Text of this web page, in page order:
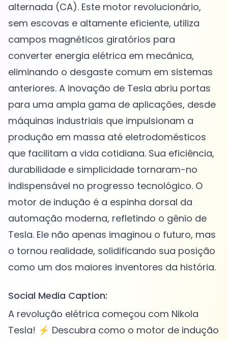
alternada (CA). Este motor revolucionário,
sem escovas e altamente eficiente, utiliza
campos magnéticos giratórios para
converter energia elétrica em mecânica,
eliminando o desgaste comum em sistemas
anteriores. A inovação de Tesla abriu portas
para uma ampla gama de aplicações, desde
máquinas industriais que impulsionam a
produção em massa até eletrodomésticos
que facilitam a vida cotidiana. Sua eficiência,
durabilidade e simplicidade tornaram-no
indispensável no progresso tecnológico. O
motor de indução é a espinha dorsal da
automação moderna, refletindo o gênio de
Tesla. Ele não apenas imaginou o futuro, mas
o tornou realidade, solidificando sua posição
Social Media Caption:
A revolução elétrica começou com Nikola
Tesla! ⚡️ Descubra como o motor de indução